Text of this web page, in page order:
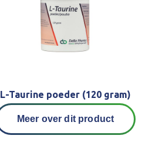
L-Taurine poeder (120 gram)
Meer over dit product